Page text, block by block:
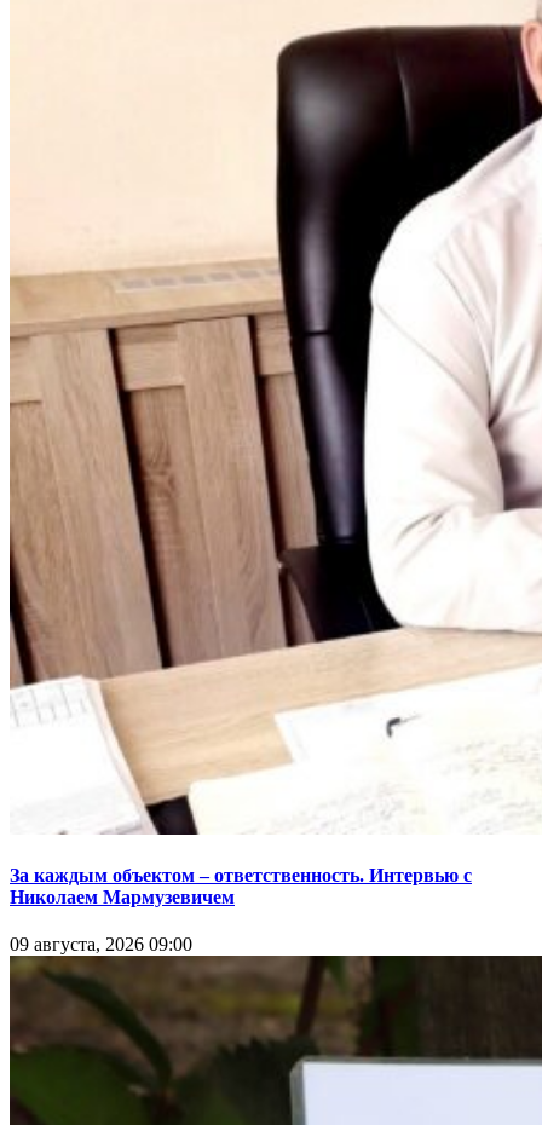
За каждым объектом – ответственность. Интервью с
Николаем Мармузевичем
09 августа, 2026 09:00